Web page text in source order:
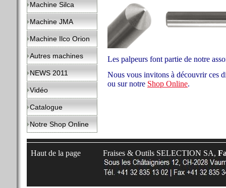
Machine Silca
Machine JMA
Machine Ilco Orion
Autres machines
NEWS 2011
Vidéo
Catalogue
Notre Shop Online
Les palpeurs font partie de notre
Nous vous invitons à découvrir ces
ou sur notre Shop Online.
Haut de la page Fraises & Outils SELECTION SA,